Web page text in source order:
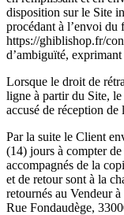
disposition sur le Site
procédant à l’envoi
https://ghiblishop.fr/
d’ambiguïté,
Lorsque le droit de
ligne à partir du Site, le
accusé de réception de
Par la suite le Client
(14) jours à compter
accompagnés de la
et de retour sont à la
retournés au Vendeur
Rue Fondaudège,